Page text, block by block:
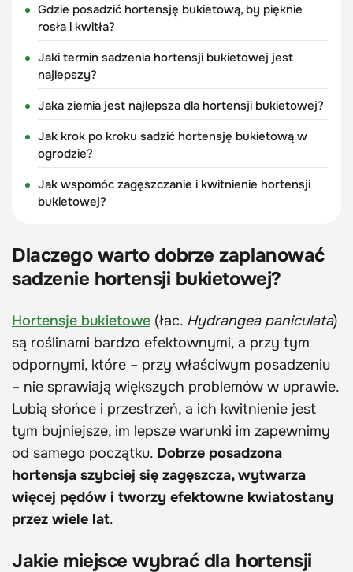
Gdzie posadzić hortensję bukietową, by pięknie
rosła i kwitła?
Jaki termin sadzenia hortensji bukietowej jest
najlepszy?
Jaka ziemia jest najlepsza dla hortensji bukietowej?
Jak krok po kroku sadzić hortensję bukietową w
ogrodzie?
Jak wspomóc zagęszczanie i kwitnienie hortensji
bukietowej?
Dlaczego warto dobrze zaplanować
sadzenie hortensji bukietowej?
Hortensje bukietowe (łac. Hydrangea paniculata)
są roślinami bardzo efektownymi, a przy tym
odpornymi, które – przy właściwym posadzeniu
– nie sprawiają większych problemów w uprawie.
Lubią słońce i przestrzeń, a ich kwitnienie jest
tym bujniejsze, im lepsze warunki im zapewnimy
od samego początku. Dobrze posadzona
hortensja szybciej się zagęszcza, wytwarza
więcej pędów i tworzy efektowne kwiatostany
przez wiele lat.
Jakie miejsce wybrać dla hortensji